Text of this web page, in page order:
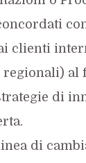
clienti
al
di
di